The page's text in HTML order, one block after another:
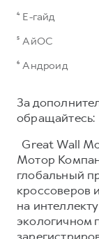
⁴ Е-гайд
⁵ АйОС
⁶ Андроид
За
Great Wall
Мотор
глобальный
кроссоверов
на
экологичном